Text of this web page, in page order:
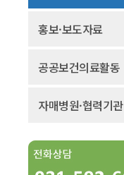
홍보·보도자료
공공보건의료활동
자매병원·협력기관